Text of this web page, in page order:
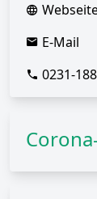
E-Mail
0231-